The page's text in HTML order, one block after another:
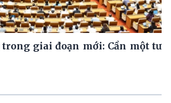
giai đoạn mới: Cần một tư